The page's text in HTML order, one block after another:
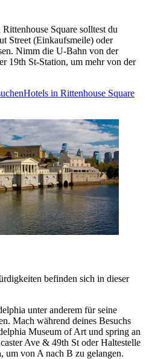
Square solltest du
Street (Einkaufsmeile) oder
Nimm die U-Bahn von der
19th St-Station, um mehr von der
Hotels in Rittenhouse Square
befinden sich in dieser
unter anderem für seine
Mach während deines Besuchs
Museum of Art und spring an
Ave & 49th St oder Haltestelle
von A nach B zu gelangen.